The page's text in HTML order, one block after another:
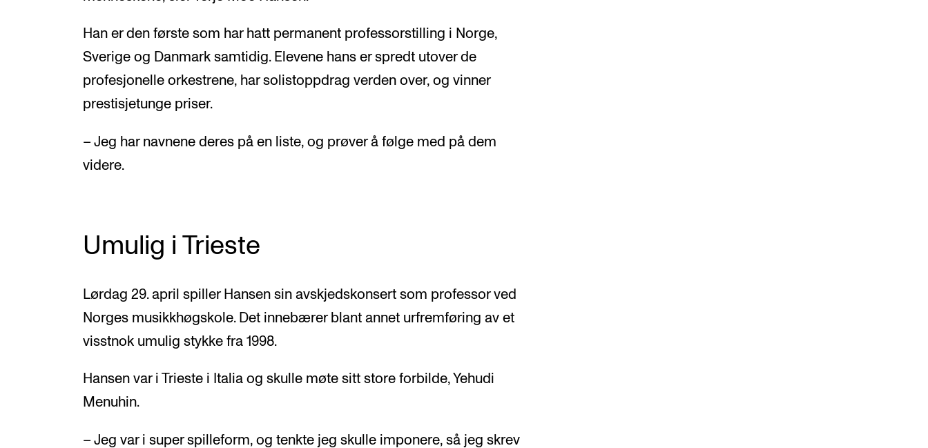
Han er den første som har hatt permanent professorstilling i Norge,
Sverige og Danmark samtidig. Elevene hans er spredt utover de
profesjonelle orkestrene, har solistoppdrag verden over, og vinner
prestisjetunge priser.
– Jeg har navnene deres på en liste, og prøver å følge med på dem
videre.
Umulig i Trieste
Lørdag 29. april spiller Hansen sin avskjedskonsert som professor ved
Norges musikkhøgskole. Det innebærer blant annet urfremføring av et
visstnok umulig stykke fra 1998.
Hansen var i Trieste i Italia og skulle møte sitt store forbilde, Yehudi
Menuhin.
– Jeg var i super spilleform, og tenkte jeg skulle imponere, så jeg skrev